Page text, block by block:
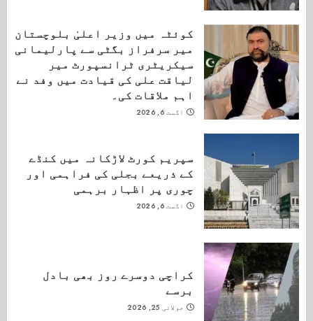
کوئٹہ میں وزیر اعلیٰ بلوچستان
میر سرفراز بگٹی سے پارلیمانی
سیکریٹری ٹرانسپورٹ میر
لیاقت علی کی قیادت میں وفد نے
اہم ملاقات کی۔
اگست 6, 2026
سپریم کورٹ لاڑکانہ میں کنڈے
کے ذریعے بجلی کی فراہمی اور
چوری پر اظہار برہمی
اگست 6, 2026
کراچی دوسرے روز بھی بادل
برسے
جولائی 25, 2026